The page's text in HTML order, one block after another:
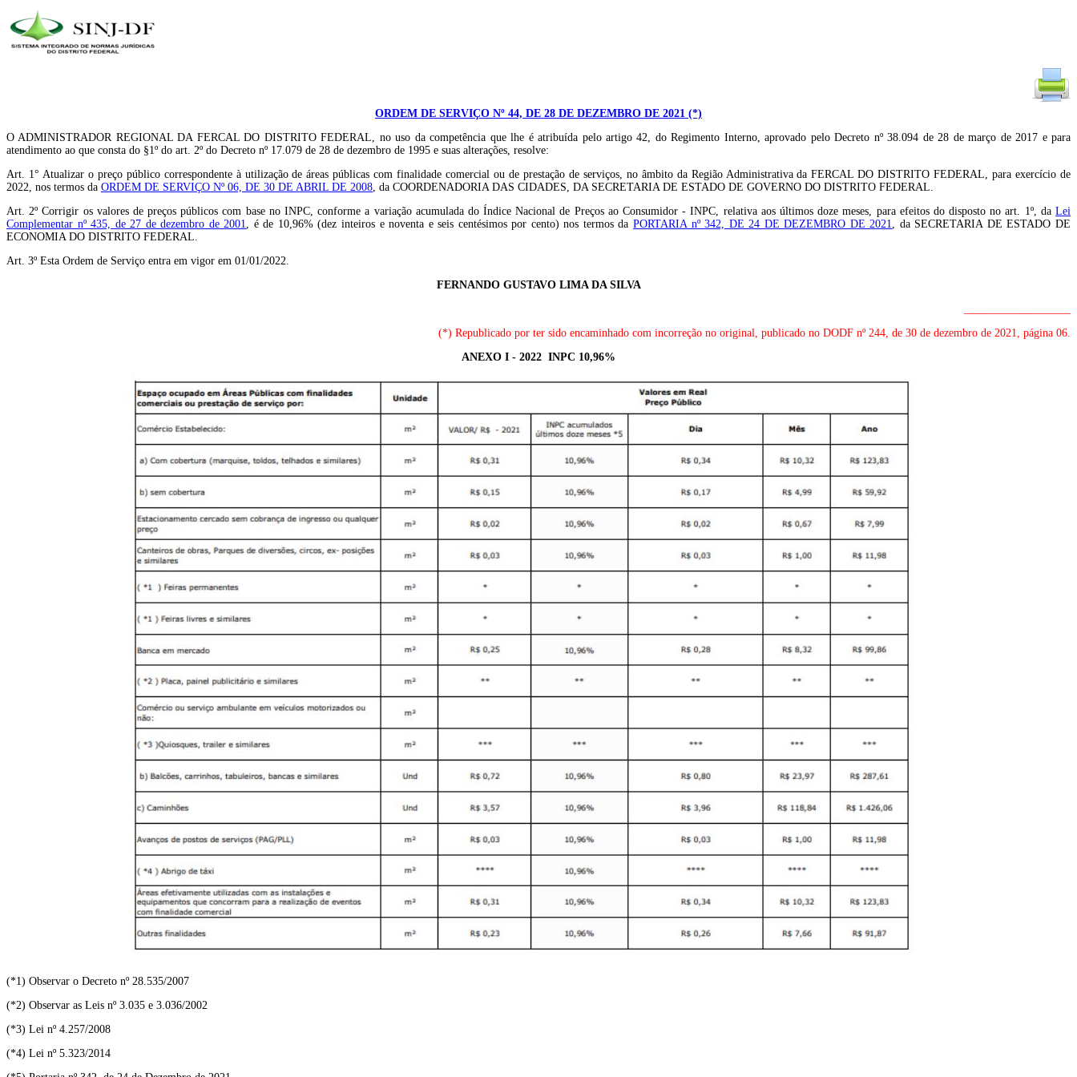
ORDEM DE SERVIÇO Nº 44, DE 28 DE DEZEMBRO DE 2021 (*)
O ADMINISTRADOR REGIONAL DA FERCAL DO DISTRITO FEDERAL, no uso da competência que lhe é atribuída pelo artigo 42, do Regimento Interno, aprovado pelo Decreto nº 38.094 de 28 de março de 2017 e para
atendimento ao que consta do §1º do art. 2º do Decreto nº 17.079 de 28 de dezembro de 1995 e suas alterações, resolve:
Art. 1° Atualizar o preço público correspondente à utilização de áreas públicas com finalidade comercial ou de prestação de serviços, no âmbito da Região Administrativa da FERCAL DO DISTRITO FEDERAL, para exercício de
2022, nos termos da ORDEM DE SERVIÇO Nº 06, DE 30 DE ABRIL DE 2008, da COORDENADORIA DAS CIDADES, DA SECRETARIA DE ESTADO DE GOVERNO DO DISTRITO FEDERAL.
Art. 2º Corrigir os valores de preços públicos com base no INPC, conforme a variação acumulada do Índice Nacional de Preços ao Consumidor - INPC, relativa aos últimos doze meses, para efeitos do disposto no art. 1º, da Lei
Complementar nº 435, de 27 de dezembro de 2001, é de 10,96% (dez inteiros e noventa e seis centésimos por cento) nos termos da PORTARIA nº 342, DE 24 DE DEZEMBRO DE 2021, da SECRETARIA DE ESTADO DE
ECONOMIA DO DISTRITO FEDERAL.
Art. 3º Esta Ordem de Serviço entra em vigor em 01/01/2022.
FERNANDO GUSTAVO LIMA DA SILVA
(*) Republicado por ter sido encaminhado com incorreção no original, publicado no DODF nº 244, de 30 de dezembro de 2021, página 06.
ANEXO I - 2022 INPC 10,96%
(*1) Observar o Decreto nº 28.535/2007
(*2) Observar as Leis nº 3.035 e 3.036/2002
(*3) Lei nº 4.257/2008
(*4) Lei nº 5.323/2014